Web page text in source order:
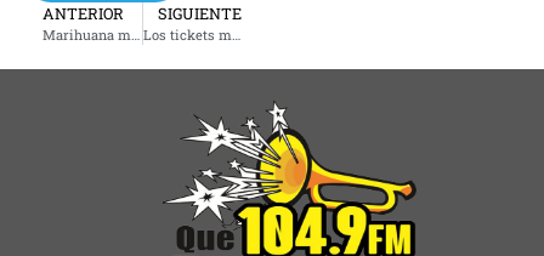
ANTERIOR
Marihuana medicinal vs uso recreativo: riesgos, mitos y recomendaciones médicas: Tu clínica familiar: 18 de marzo 2026
SIGUIENTE
Los tickets multas de tránsito hechos por policías de la Patrulla de Caminos (OHP) o del Sheriff del Condado de Tulsa se pueden resolver sin ir a la corte y con planes de pago.